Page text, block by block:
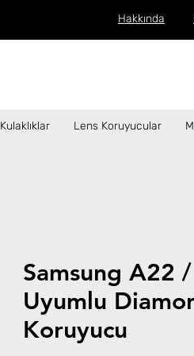
Hakkında
Kulaklıklar Lens Koruyucular
Samsung A22
Uyumlu
Koruyucu